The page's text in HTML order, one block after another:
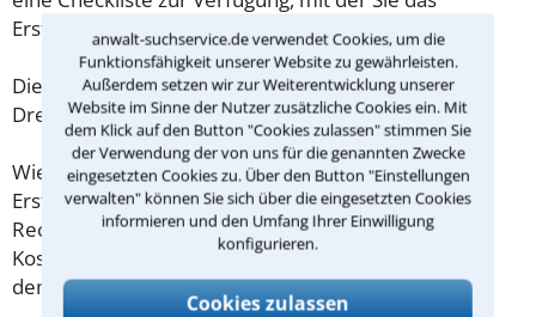
anwalt-suchservice.de verwendet Cookies, um die
Funktionsfähigkeit unserer Website zu gewährleisten.
Außerdem setzen wir zur Weiterentwicklung unserer
Website im Sinne der Nutzer zusätzliche Cookies ein. Mit
dem Klick auf den Button "Cookies zulassen" stimmen Sie
der Verwendung der von uns für die genannten Zwecke
eingesetzten Cookies zu. Über den Button "Einstellungen
verwalten" können Sie sich über die eingesetzten Cookies
informieren und den Umfang Ihrer Einwilligung
konfigurieren.
Cookies zulassen
Erstgespräch ausreichend vorbereiten können.
Die Kosten eines Anwalts für Steuerstrafrecht in
Dresden sind oft geringer als gedacht!
Wieviel ein Rechtsanwalt in Dresden für eine
Erstberatung verlangen darf, ist in §34 des
Rechtsanwaltsvergütungsgesetz (RVG) geregelt. Die
Kosten für das erste Beratungsgespräch betragen
demnach maximal 190,00 € zzgl. MwSt.